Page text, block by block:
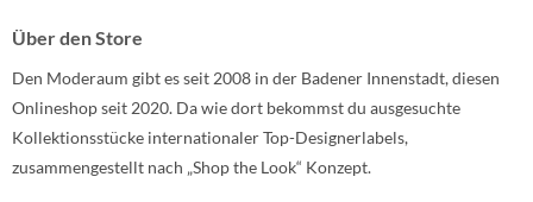
Über den Store
Den Moderaum gibt es seit 2008 in der Badener Innenstadt, diesen
Onlineshop seit 2020. Da wie dort bekommst du ausgesuchte
Kollektionsstücke internationaler Top-Designerlabels,
zusammengestellt nach „Shop the Look“ Konzept.